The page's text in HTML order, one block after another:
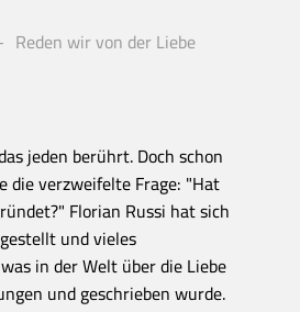
Reden wir von der Liebe
jeden berührt. Doch schon
die verzweifelte Frage: "Hat
Florian Russi hat sich
und vieles
in der Welt über die Liebe
und geschrieben wurde.